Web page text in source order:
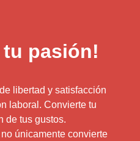
tu pasión!
libertad y satisfacción
laboral. Convierte tu
de tus gustos.
únicamente convierte